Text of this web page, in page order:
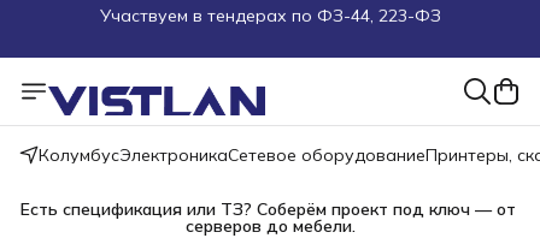
Поможем подобрать оборудование под ТЗ
Пуско-наладочные работы
Пришлите запрос на e-mail или в чат
Более 100 000 позиций в наличии и под заказ
КолумбусЭлектроникаСетевое оборудованиеПринтеры,
Есть спецификация или ТЗ? Соберём проект под ключ — от
серверов до мебели.